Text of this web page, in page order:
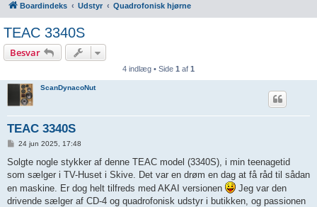
Boardindeks Udstyr Quadrofonisk hjørne
TEAC 3340S
Besvar
4 indlæg • Side 1 af 1
ScanDynacoNut
TEAC 3340S
d
æ
g
24 jun 2025, 17:48
Solgte nogle stykker af denne TEAC model (3340S), i min teenagetid
som sælger i TV-Huset i Skive. Det var en drøm en dag at få råd til sådan
en maskine. Er dog helt tilfreds med AKAI versionen
Jeg var den
drivende sælger af CD-4 og quadrofonisk udstyr i butikken, og passionen